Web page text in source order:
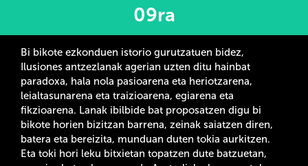
09ra
Bi bikote ezkonduen istorio gurutzatuen bidez,
Ilusiones antzezlanak agerian uzten ditu hainbat
paradoxa, hala nola pasioarena eta heriotzarena,
leialtasunarena eta traizioarena, egiarena eta
fikzioarena. Lanak ibilbide bat proposatzen digu bi
bikote horien bizitzan barrena, zeinak saiatzen diren,
batera eta bereizita, munduan duten tokia aurkitzen.
Eta toki hori leku bitxietan topatzen dute batzuetan,